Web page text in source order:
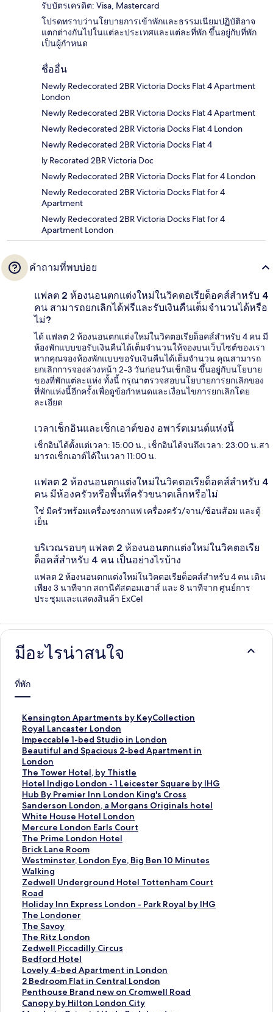
รับบัตรเครดิต: Visa, Mastercard
โปรดทราบว่านโยบายการเข้าพักและธรรมเนียมปฏิบัติอาจ
แตกต่างกันไปในแต่ละประเทศและแต่ละที่พัก ขึ้นอยู่กับที่พัก
เป็นผู้กำหนด
ชื่ออื่น
Newly Redecorated 2BR Victoria Docks Flat 4 Apartment
London
Newly Redecorated 2BR Victoria Docks Flat 4 Apartment
Newly Redecorated 2BR Victoria Docks Flat 4 London
Newly Redecorated 2BR Victoria Docks Flat 4
ly Recorated 2BR Victoria Doc
Newly Redecorated 2BR Victoria Docks Flat for 4 London
Newly Redecorated 2BR Victoria Docks Flat for 4
Apartment
Newly Redecorated 2BR Victoria Docks Flat for 4
Apartment London
คำถามที่พบบ่อย
แฟลต 2 ห้องนอนตกแต่งใหม่ในวิคตอเรียด็อคส์สำหรับ 4
คน สามารถยกเลิกได้ฟรีและรับเงินคืนเต็มจำนวนได้หรือ
ไม่?
ได้ แฟลต 2 ห้องนอนตกแต่งใหม่ในวิคตอเรียด็อคส์สำหรับ 4 คน มี
ห้องพักแบบขอรับเงินคืนได้เต็มจำนวนให้จองบนเว็บไซต์ของเรา
หากคุณจองห้องพักแบบขอรับเงินคืนได้เต็มจำนวน คุณสามารถ
ยกเลิกการจองล่วงหน้า 2-3 วันก่อนวันเช็กอิน ขึ้นอยู่กับนโยบาย
ของที่พักแต่ละแห่ง ทั้งนี้ กรุณาตรวจสอบนโยบายการยกเลิกของ
ที่พักแห่งนี้อีกครั้งเพื่อดูข้อกำหนดและเงื่อนไขการยกเลิกโดย
ละเอียด
เวลาเช็กอินและเช็กเอาต์ของ อพาร์ตเมนต์แห่งนี้
เช็กอินได้ตั้งแต่เวลา: 15:00 น., เช็กอินได้จนถึงเวลา: 23:00 น.สา
มารถเช็กเอาต์ได้ในเวลา 11:00 น.
แฟลต 2 ห้องนอนตกแต่งใหม่ในวิคตอเรียด็อคส์สำหรับ 4
คน มีห้องครัวหรือพื้นที่ครัวขนาดเล็กหรือไม่
ใช่ มีครัวพร้อมเครื่องชงกาแฟ เครื่องครัว/จาน/ช้อนส้อม และตู้
เย็น
บริเวณรอบๆ แฟลต 2 ห้องนอนตกแต่งใหม่ในวิคตอเรีย
ด็อคส์สำหรับ 4 คน เป็นอย่างไรบ้าง
แฟลต 2 ห้องนอนตกแต่งใหม่ในวิคตอเรียด็อคส์สำหรับ 4 คน เดิน
เพียง 3 นาทีจาก สถานีคัสตอมเฮาส์ และ 8 นาทีจาก ศูนย์การ
ประชุมและแสดงสินค้า ExCel
มีอะไรน่าสนใจ
ที่พัก
Kensington Apartments by KeyCollection
ลิ
ง
ก์
ม
า
ต
ร
ฐ
า
น
สำ
ห
รั
บ
K
e
n
s
i
n
g
t
o
n
A
p
a
Royal Lancaster London
ลิ
ง
ก์
ม
า
ต
ร
ฐ
า
น
สำ
ห
รั
บ
R
o
y
a
l
L
a
n
c
a
s
t
Impeccable 1-bed Studio in London
ลิ
ง
ก์
ม
า
ต
ร
ฐ
า
น
สำ
ห
รั
บ
I
m
p
e
c
c
a
b
l
e
1
Beautiful and Spacious 2-bed Apartment in
London
ลิ
ง
ก์
ม
า
ต
ร
ฐ
า
น
สำ
ห
รั
บ
B
e
a
u
t
i
f
u
l
a
The Tower Hotel, by Thistle
ลิ
ง
ก์
ม
า
ต
ร
ฐ
า
น
สำ
ห
รั
บ
T
h
e
T
o
w
e
r
Hotel Indigo London - 1 Leicester Square by IHG
ลิ
ง
ก์
ม
า
ต
ร
ฐ
า
น
สำ
ห
รั
บ
H
o
t
e
l
I
n
Hub By Premier Inn London King's Cross
ลิ
ง
ก์
ม
า
ต
ร
ฐ
า
น
สำ
ห
รั
บ
H
u
b
B
y
P
Sanderson London, a Morgans Originals hotel
ลิ
ง
ก์
ม
า
ต
ร
ฐ
า
น
สำ
ห
รั
บ
S
a
n
d
e
White House Hotel London
ลิ
ง
ก์
ม
า
ต
ร
ฐ
า
น
สำ
ห
รั
บ
W
h
i
t
Mercure London Earls Court
ลิ
ง
ก์
ม
า
ต
ร
ฐ
า
น
สำ
ห
รั
บ
M
e
r
The Prime London Hotel
ลิ
ง
ก์
ม
า
ต
ร
ฐ
า
น
สำ
ห
รั
บ
T
h
Brick Lane Room
ลิ
ง
ก์
ม
า
ต
ร
ฐ
า
น
สำ
ห
รั
บ
B
Westminster, London Eye, Big Ben 10 Minutes
Walking
ลิ
ง
ก์
ม
า
ต
ร
ฐ
า
น
สำ
ห
รั
บ
Zedwell Underground Hotel Tottenham Court
Road
ลิ
ง
ก์
ม
า
ต
ร
ฐ
า
น
สำ
ห
Holiday Inn Express London - Park Royal by IHG
ลิ
ง
ก์
ม
า
ต
ร
ฐ
า
น
The Londoner
ลิ
ง
ก์
ม
า
ต
ร
ฐ
า
The Savoy
ลิ
ง
ก์
ม
า
ต
ร
ฐ
The Ritz London
ลิ
ง
ก์
ม
า
ต
ร
Zedwell Piccadilly Circus
ลิ
ง
ก์
ม
า
ต
Bedford Hotel
ลิ
ง
ก์
ม
า
Lovely 4-bed Apartment in London
ลิ
ง
ก์
ม
2 Bedroom Flat in Central London
ลิ
ง
ก์
Penthouse Brand new on Cromwell Road
ลิ
ง
Canopy by Hilton London City
ลิ